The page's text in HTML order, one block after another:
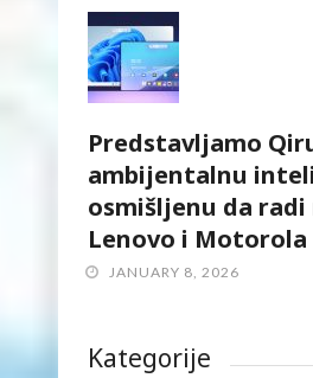
Predstavljamo
ambijentalnu
osmišljenu da radi
Lenovo i
JANUARY 8, 2026
Kategorije